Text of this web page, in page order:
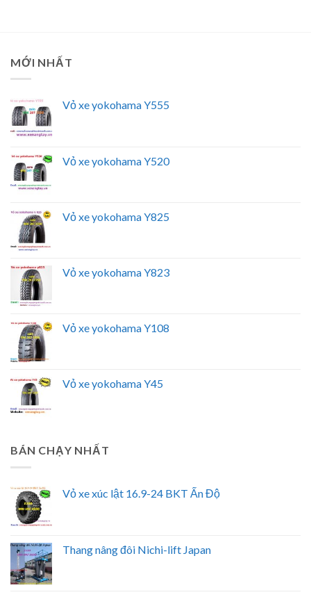
MỚI NHẤT
Vỏ xe yokohama Y555
Vỏ xe yokohama Y520
Vỏ xe yokohama Y825
Vỏ xe yokohama Y823
Vỏ xe yokohama Y108
Vỏ xe yokohama Y45
BÁN CHẠY NHẤT
Vỏ xe xúc lật 16.9-24 BKT Ấn Độ
Thang nâng đôi Nichi-lift Japan